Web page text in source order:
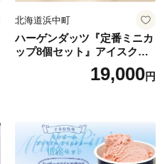
北海道浜中町
ハーゲンダッツ『定番ミニカ
ップ8個セット』アイスクリ
ーム アイス スイーツ デザー
19,000円